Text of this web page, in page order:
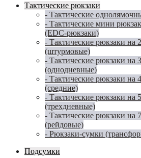
Тактические рюкзаки
- Тактические
- Тактические мини
(EDC-рюкзаки)
- Тактические рюкзаки на
(штурмовые)
- Тактические рюкзаки на
(однодневные)
- Тактические рюкзаки на
(средние)
- Тактические рюкзаки на
(трехдневные)
- Тактические рюкзаки на
(рейдовые)
- Рюкзаки-сумки
Подсумки